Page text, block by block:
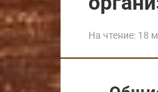
На чтение: 18